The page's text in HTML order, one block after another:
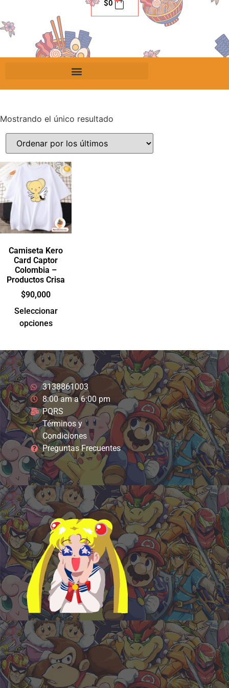
$0
Mostrando el único resultado
Camiseta Kero
Card Captor
Colombia –
Productos Crisa
$90,000
Seleccionar
opciones
3138861003
8:00 am a 6:00 pm
PQRS
Términos y
Condiciones
Preguntas Frecuentes